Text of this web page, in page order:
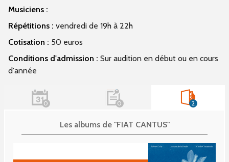
Musiciens :
Répétitions : vendredi de 19h à 22h
Cotisation : 50 euros
Conditions d'admission : Sur audition en début ou en cours
d'année
0 0 2
Les albums de "FIAT CANTUS"